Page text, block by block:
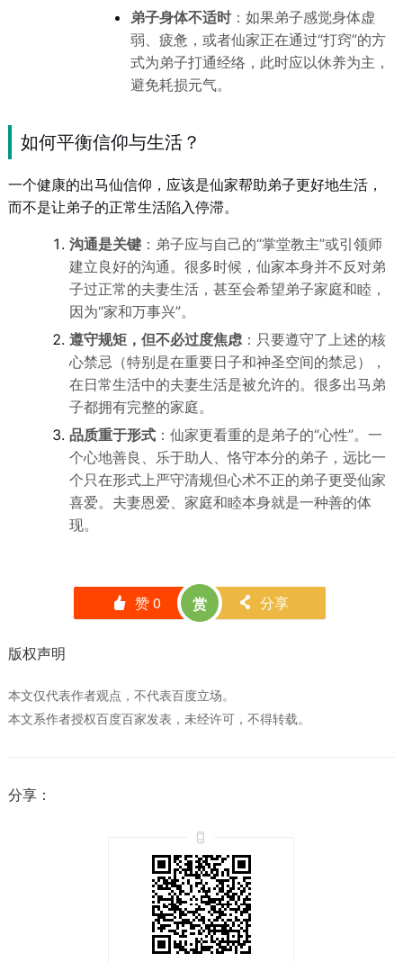
弟子身体不适时：如果弟子感觉身体虚
弱、疲惫，或者仙家正在通过“打窍”的方
式为弟子打通经络，此时应以休养为主，
避免耗损元气。
如何平衡信仰与生活？
一个健康的出马仙信仰，应该是仙家帮助弟子更好地生活，
而不是让弟子的正常生活陷入停滞。
沟通是关键：弟子应与自己的“掌堂教主”或引领师
建立良好的沟通。很多时候，仙家本身并不反对弟
子过正常的夫妻生活，甚至会希望弟子家庭和睦，
因为“家和万事兴”。
遵守规矩，但不必过度焦虑：只要遵守了上述的核
心禁忌（特别是在重要日子和神圣空间的禁忌），
在日常生活中的夫妻生活是被允许的。很多出马弟
子都拥有完整的家庭。
品质重于形式：仙家更看重的是弟子的“心性”。一
个心地善良、乐于助人、恪守本分的弟子，远比一
个只在形式上严守清规但心术不正的弟子更受仙家
喜爱。夫妻恩爱、家庭和睦本身就是一种善的体
现。
󰄼 赞0 赏 󰄯 分享
版权声明
本文仅代表作者观点，不代表百度立场。
本文系作者授权百度百家发表，未经许可，不得转载。
分享：